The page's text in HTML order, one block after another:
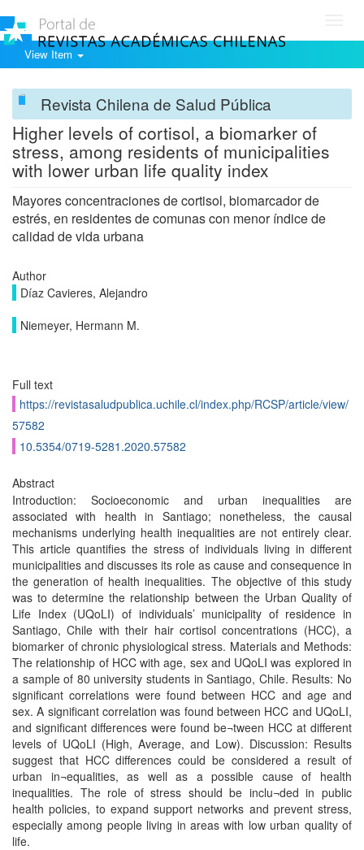
View Item
Revista Chilena de Salud Pública
Higher levels of cortisol, a biomarker of
stress, among residents of municipalities
with lower urban life quality index
Mayores concentraciones de cortisol, biomarcador de
estrés, en residentes de comunas con menor índice de
calidad de vida urbana
Author
Díaz Cavieres, Alejandro
Niemeyer, Hermann M.
Full text
https://revistasaludpublica.uchile.cl/index.php/RCSP/article/view/
57582
10.5354/0719-5281.2020.57582
Abstract
Introduction: Socioeconomic and urban inequalities are
associated with health in Santiago; nonetheless, the causal
mechanisms underlying health inequalities are not entirely clear.
This article quantifies the stress of individuals living in different
municipalities and discusses its role as cause and consequence in
the generation of health inequalities. The objective of this study
was to determine the relationship between the Urban Quality of
Life Index (UQoLI) of individuals’ municipality of residence in
Santiago, Chile with their hair cortisol concentrations (HCC), a
biomarker of chronic physiological stress. Materials and Methods:
The relationship of HCC with age, sex and UQoLI was explored in
a sample of 80 university students in Santiago, Chile. Results: No
significant correlations were found between HCC and age and
sex. A significant correlation was found between HCC and UQoLI,
and significant differences were found be¬tween HCC at different
levels of UQoLI (High, Average, and Low). Discussion: Results
suggest that HCC differences could be considered a result of
urban in¬equalities, as well as a possible cause of health
inequalities. The role of stress should be inclu¬ded in public
health policies, to expand support networks and prevent stress,
especially among people living in areas with low urban quality of
life.